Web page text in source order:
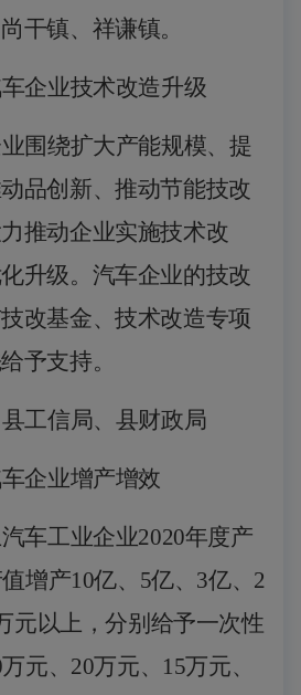
干镇、祥谦镇。
企业技术改造升级
围绕扩大产能规模、提
品创新、推动节能技改
推动企业实施技术改
升级。汽车企业的技改
改基金、技术改造专项
予支持。
工信局、县财政局
企业增产增效
车工业企业2020年度产
增产10亿、5亿、3亿、2
元以上，分别给予一次性
元、20万元、 15万元、